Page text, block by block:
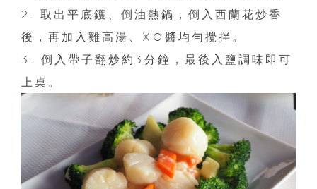
2. 取出平底鑊、倒油熱鍋，倒入西蘭花炒香
後，再加入雞高湯、XO醬均勻攪拌。
3. 倒入帶子翻炒約3分鐘，最後入鹽調味即可
上桌。